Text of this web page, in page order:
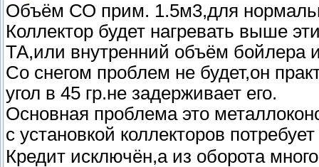
Объём СО прим. 1.5м3,для
Коллектор будет нагревать выше
ТА,или внутренний объём бойлера
Со снегом проблем не будет,он
угол в 45 гр.не задерживает его.
Основная проблема это
с установкой коллекторов
Кредит исключён,а из оборота